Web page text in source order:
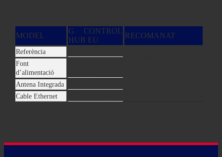
MODEL
G CONTROL
HUB EU
RECOMANAT
Referència
Font
d’alimentació
Antena Integrada
Cable Ethernet